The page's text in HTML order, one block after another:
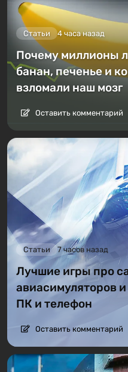
Статьи 4 часа назад
Почему миллионы
банан, печенье и
взломали наш мозг
Оставить комментарий
Статьи 7 часов назад
Лучшие игры про
авиасимуляторов
ПК и телефон
Оставить комментарий